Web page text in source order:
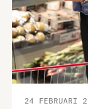
24 FEBRUARI